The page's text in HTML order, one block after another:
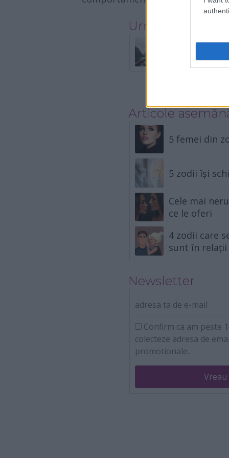
Urmatorul articol
5 zodii care
Articole
5 femei din
5 zodii își
Cele mai
ce le oferi
4 zodii care
sunt în relații
Newsletter
adresa ta de e-mail
Confirm ca am peste
colecteze adresa de
promotionale.